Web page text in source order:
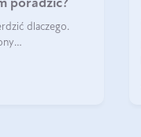
poradzić?
dlaczego.